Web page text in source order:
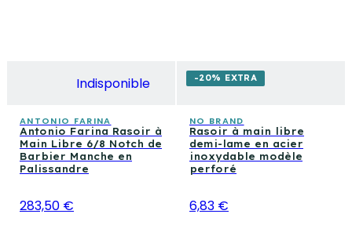
Indisponible
ANTONIO FARINA
Antonio Farina Rasoir à
Main Libre 6/8 Notch de
Barbier Manche en
Palissandre
283,50 €
-20% EXTRA
NO BRAND
Rasoir à main libre
demi-lame en acier
inoxydable modèle
perforé
6,83 €